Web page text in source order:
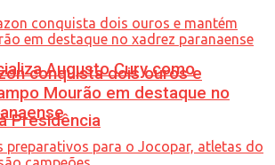
Augusto Cury como
Presidência
conquista dois ouros e
Mourão em destaque no